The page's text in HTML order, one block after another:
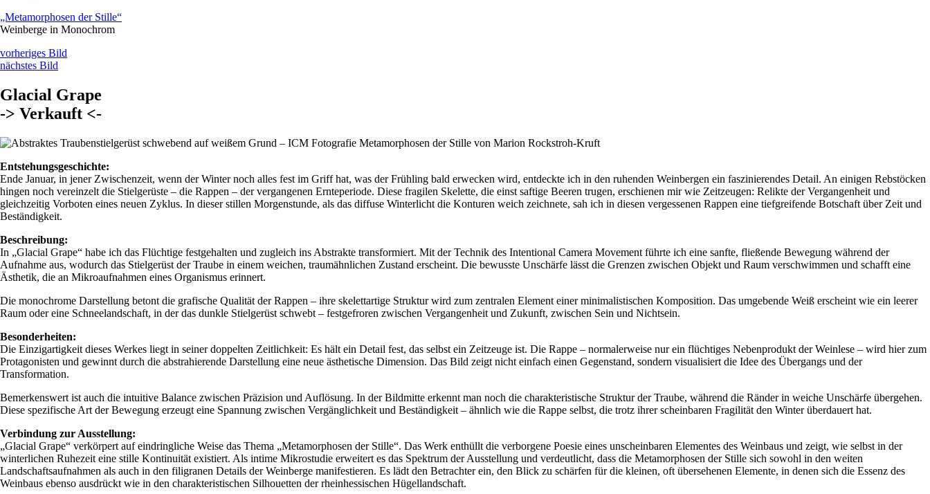
„Metamorphosen der Stille“
Weinberge in Monochrom​
vorheriges Bild
nächstes Bild
Glacial Grape
-> Verkauft <-
Entstehungsgeschichte:
Ende Januar, in jener Zwischenzeit, wenn der Winter noch alles fest im Griff hat, was der Frühling bald erwecken wird, entdeckte ich in den ruhenden Weinbergen ein faszinierendes Detail. An einigen Rebstöcken
hingen noch vereinzelt die Stielgerüste – die Rappen – der vergangenen Ernteperiode. Diese fragilen Skelette, die einst saftige Beeren trugen, erschienen mir wie Zeitzeugen: Relikte der Vergangenheit und
gleichzeitig Vorboten eines neuen Zyklus. In dieser stillen Morgenstunde, als das diffuse Winterlicht die Konturen weich zeichnete, sah ich in diesen vergessenen Rappen eine tiefgreifende Botschaft über Zeit und
Beständigkeit.
Beschreibung:
In „Glacial Grape“ habe ich das Flüchtige festgehalten und zugleich ins Abstrakte transformiert. Mit der Technik des Intentional Camera Movement führte ich eine sanfte, fließende Bewegung während der
Aufnahme aus, wodurch das Stielgerüst der Traube in einem weichen, traumähnlichen Zustand erscheint. Die bewusste Unschärfe lässt die Grenzen zwischen Objekt und Raum verschwimmen und schafft eine
Ästhetik, die an Mikroaufnahmen eines Organismus erinnert.
Die monochrome Darstellung betont die grafische Qualität der Rappen – ihre skelettartige Struktur wird zum zentralen Element einer minimalistischen Komposition. Das umgebende Weiß erscheint wie ein leerer
Raum oder eine Schneelandschaft, in der das dunkle Stielgerüst schwebt – festgefroren zwischen Vergangenheit und Zukunft, zwischen Sein und Nichtsein.
Besonderheiten:
Die Einzigartigkeit dieses Werkes liegt in seiner doppelten Zeitlichkeit: Es hält ein Detail fest, das selbst ein Zeitzeuge ist. Die Rappe – normalerweise nur ein flüchtiges Nebenprodukt der Weinlese – wird hier zum
Protagonisten und gewinnt durch die abstrahierende Darstellung eine neue ästhetische Dimension. Das Bild zeigt nicht einfach einen Gegenstand, sondern visualisiert die Idee des Übergangs und der
Transformation.
Bemerkenswert ist auch die intuitive Balance zwischen Präzision und Auflösung. In der Bildmitte erkennt man noch die charakteristische Struktur der Traube, während die Ränder in weiche Unschärfe übergehen.
Diese spezifische Art der Bewegung erzeugt eine Spannung zwischen Vergänglichkeit und Beständigkeit – ähnlich wie die Rappe selbst, die trotz ihrer scheinbaren Fragilität den Winter überdauert hat.
Verbindung zur Ausstellung:
„Glacial Grape“ verkörpert auf eindringliche Weise das Thema „Metamorphosen der Stille“. Das Werk enthüllt die verborgene Poesie eines unscheinbaren Elementes des Weinbaus und zeigt, wie selbst in der
winterlichen Ruhezeit eine stille Kontinuität existiert. Als intime Mikrostudie erweitert es das Spektrum der Ausstellung und verdeutlicht, dass die Metamorphosen der Stille sich sowohl in den weiten
Landschaftsaufnahmen als auch in den filigranen Details der Weinberge manifestieren. Es lädt den Betrachter ein, den Blick zu schärfen für die kleinen, oft übersehenen Elemente, in denen sich die Essenz des
Weinbaus ebenso ausdrückt wie in den charakteristischen Silhouetten der rheinhessischen Hügellandschaft.